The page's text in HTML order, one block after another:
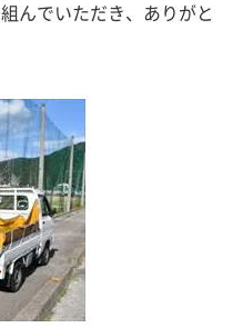
んでいただき、ありがと